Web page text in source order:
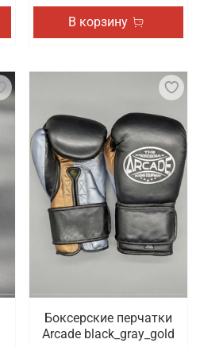
В корзину
Боксерские перчатки
Arcade black_gray_gold